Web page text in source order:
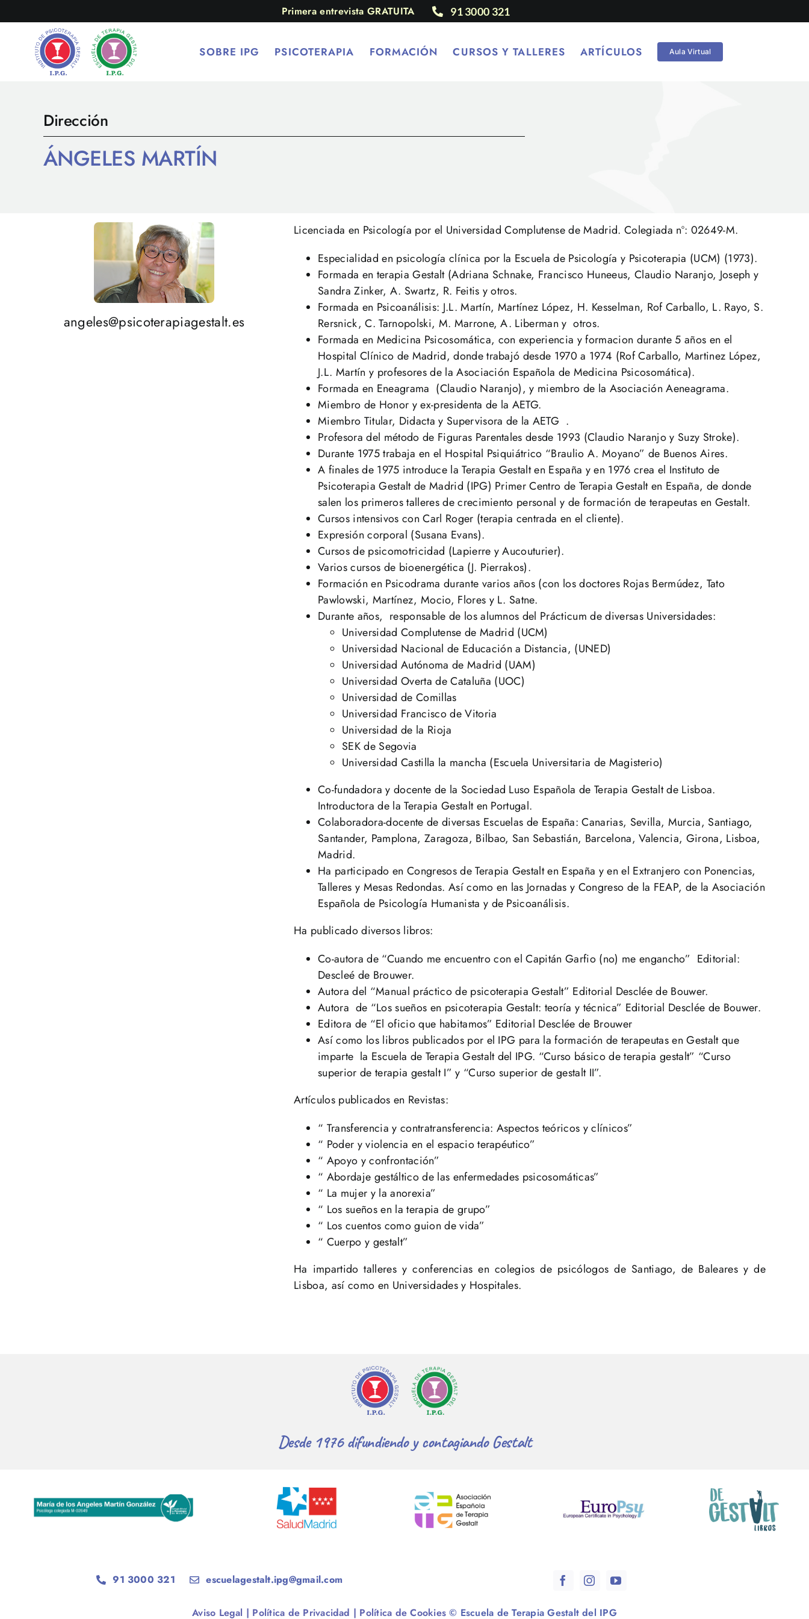
al
contenido
Primera entrevista GRATUITA 91 3000 321
SOBRE IPG PSICOTERAPIA FORMACIÓN CURSOS Y TALLERES ARTÍCULOS Aula Virtual
Dirección
ÁNGELES MARTÍN
angeles@psicoterapiagestalt.es
Licenciada en Psicología por el Universidad Complutense de Madrid. Colegiada nº: 02649-M.
Especialidad en psicología clínica por la Escuela de Psicología y Psicoterapia (UCM) (1973).
Formada en terapia Gestalt (Adriana Schnake, Francisco Huneeus, Claudio Naranjo, Joseph y
Sandra Zinker, A. Swartz, R. Feitis y otros.
Formada en Psicoanálisis: J.L. Martín, Martínez López, H. Kesselman, Rof Carballo, L. Rayo, S.
Rersnick, C. Tarnopolski, M. Marrone, A. Liberman y otros.
Formada en Medicina Psicosomática, con experiencia y formacion durante 5 años en el
Hospital Clínico de Madrid, donde trabajó desde 1970 a 1974 (Rof Carballo, Martinez López,
J.L. Martín y profesores de la Asociación Española de Medicina Psicosomática).
Formada en Eneagrama (Claudio Naranjo), y miembro de la Asociación Aeneagrama.
Miembro de Honor y ex-presidenta de la AETG.
Miembro Titular, Didacta y Supervisora de la AETG .
Profesora del método de Figuras Parentales desde 1993 (Claudio Naranjo y Suzy Stroke).
Durante 1975 trabaja en el Hospital Psiquiátrico “Braulio A. Moyano” de Buenos Aires.
A finales de 1975 introduce la Terapia Gestalt en España y en 1976 crea el Instituto de
Psicoterapia Gestalt de Madrid (IPG) Primer Centro de Terapia Gestalt en España, de donde
salen los primeros talleres de crecimiento personal y de formación de terapeutas en Gestalt.
Cursos intensivos con Carl Roger (terapia centrada en el cliente).
Expresión corporal (Susana Evans).
Cursos de psicomotricidad (Lapierre y Aucouturier).
Varios cursos de bioenergética (J. Pierrakos).
Formación en Psicodrama durante varios años (con los doctores Rojas Bermúdez, Tato
Pawlowski, Martínez, Mocio, Flores y L. Satne.
Durante años, responsable de los alumnos del Prácticum de diversas Universidades:
Universidad Complutense de Madrid (UCM)
Universidad Nacional de Educación a Distancia, (UNED)
Universidad Autónoma de Madrid (UAM)
Universidad Overta de Cataluña (UOC)
Universidad de Comillas
Universidad Francisco de Vitoria
Universidad de la Rioja
SEK de Segovia
Universidad Castilla la mancha (Escuela Universitaria de Magisterio)
Co-fundadora y docente de la Sociedad Luso Española de Terapia Gestalt de Lisboa.
Introductora de la Terapia Gestalt en Portugal.
Colaboradora-docente de diversas Escuelas de España: Canarias, Sevilla, Murcia, Santiago,
Santander, Pamplona, Zaragoza, Bilbao, San Sebastián, Barcelona, Valencia, Girona, Lisboa,
Madrid.
Ha participado en Congresos de Terapia Gestalt en España y en el Extranjero con Ponencias,
Talleres y Mesas Redondas. Así como en las Jornadas y Congreso de la FEAP, de la Asociación
Española de Psicología Humanista y de Psicoanálisis.
Ha publicado diversos libros:
Co-autora de “Cuando me encuentro con el Capitán Garfio (no) me engancho” Editorial:
Descleé de Brouwer.
Autora del “Manual práctico de psicoterapia Gestalt” Editorial Desclée de Bouwer.
Autora de “Los sueños en psicoterapia Gestalt: teoría y técnica” Editorial Desclée de Bouwer.
Editora de “El oficio que habitamos” Editorial Desclée de Brouwer
Así como los libros publicados por el IPG para la formación de terapeutas en Gestalt que
imparte la Escuela de Terapia Gestalt del IPG. “Curso básico de terapia gestalt” “Curso
superior de terapia gestalt I” y “Curso superior de gestalt II”.
Artículos publicados en Revistas:
“ Transferencia y contratransferencia: Aspectos teóricos y clínicos”
“ Poder y violencia en el espacio terapéutico”
“ Apoyo y confrontación”
“ Abordaje gestáltico de las enfermedades psicosomáticas”
“ La mujer y la anorexia”
“ Los sueños en la terapia de grupo”
“ Los cuentos como guion de vida”
“ Cuerpo y gestalt”
Ha impartido talleres y conferencias en colegios de psicólogos de Santiago, de Baleares y de
Lisboa, así como en Universidades y Hospitales.
Desde 1976 difundiendo y contagiando Gestalt
91 3000 321 escuelagestalt.ipg@gmail.com
Aviso Legal | Política de Privacidad | Política de Cookies © Escuela de Terapia Gestalt del IPG